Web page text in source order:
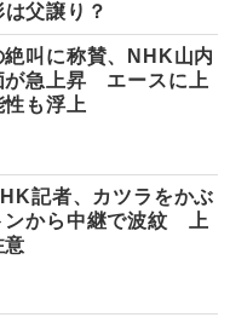
は父譲り？
絶叫に称賛、NHK山内
が急上昇 エースに上
性も浮上
記者、カツラをかぶ
ンから中継で波紋 上
意